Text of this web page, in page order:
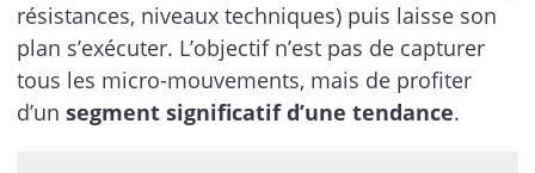
résistances, niveaux techniques) puis laisse son
plan s’exécuter. L’objectif n’est pas de capturer
tous les micro-mouvements, mais de profiter
d’un segment significatif d’une tendance.